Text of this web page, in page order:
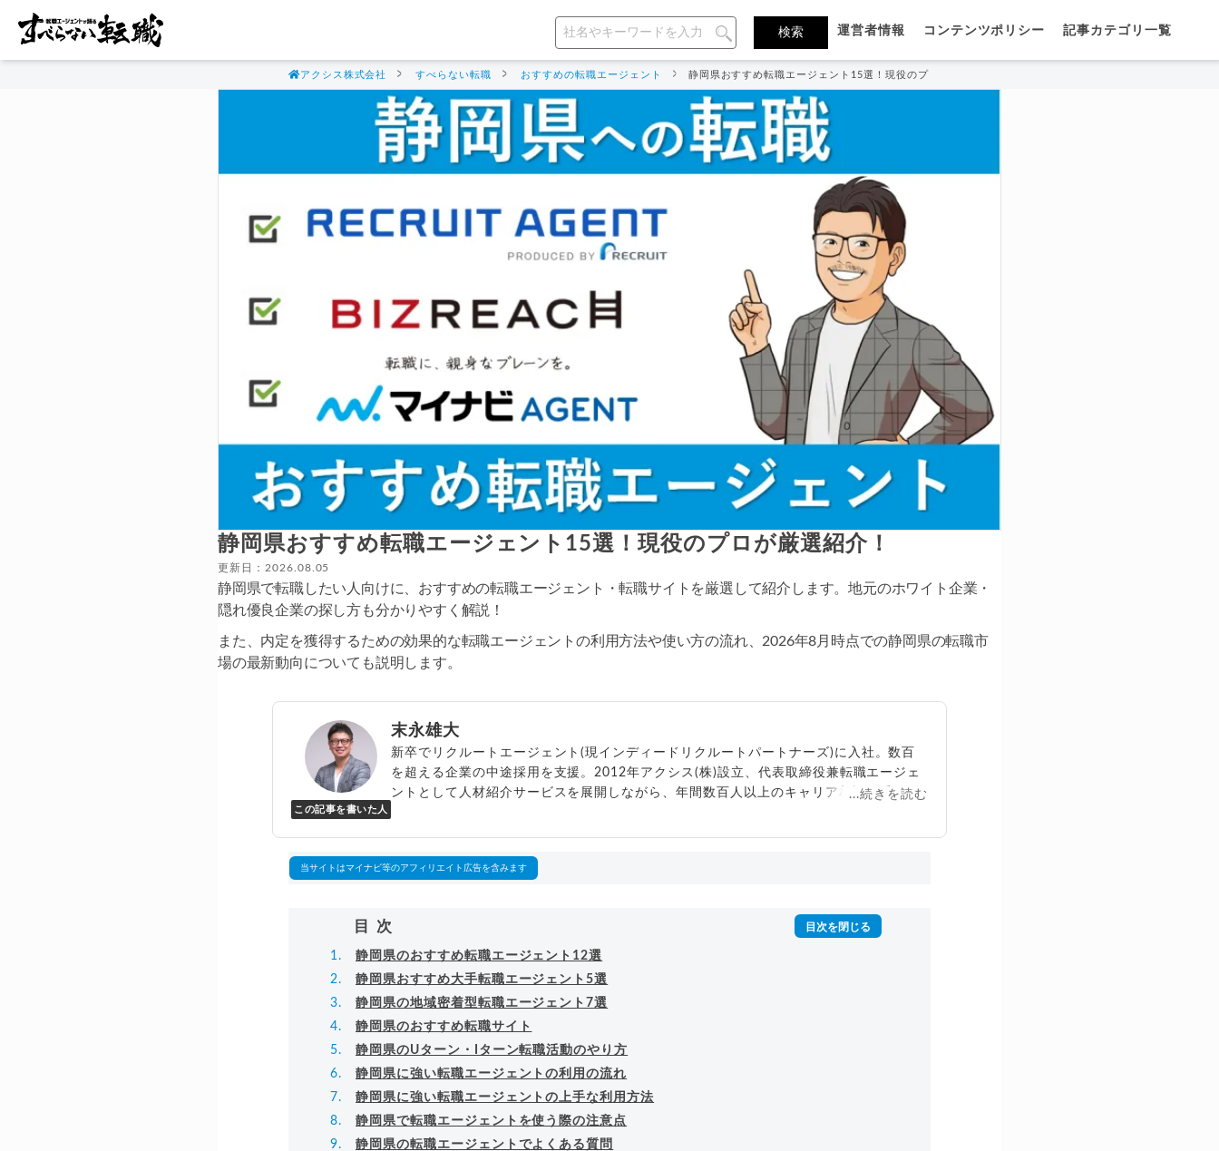
運営者情報 コンテンツポリシー 記事カテゴリ一覧
アクシス株式会社 すべらない転職 おすすめの転職エージェント 静岡県おすすめ転職エージェント15選！現役のプロが厳選紹介！
静岡県おすすめ転職エージェント15選！現役のプロが厳選紹介！
更新日：2026.08.05
静岡県で転職したい人向けに、おすすめの転職エージェント・転職サイトを厳選して紹介します。地元のホワイト企業・
隠れ優良企業の探し方も分かりやすく解説！
また、内定を獲得するための効果的な転職エージェントの利用方法や使い方の流れ、2026年8月時点での静岡県の転職市
場の最新動向についても説明します。
この記事を書いた人
末永雄大
新卒でリクルートエージェント(現インディードリクルートパートナーズ)に入社。数百
を超える企業の中途採用を支援。2012年アクシス(株)設立、代表取締役兼転職エージェ
ントとして人材紹介サービスを展開しながら、年間数百人以上のキャリア相談に乗る。
...続きを読む
当サイトはマイナビ等のアフィリエイト広告を含みます
目次
静岡県のおすすめ転職エージェント12選
静岡県おすすめ大手転職エージェント5選
静岡県の地域密着型転職エージェント7選
静岡県のおすすめ転職サイト
静岡県のUターン・Iターン転職活動のやり方
静岡県に強い転職エージェントの利用の流れ
静岡県に強い転職エージェントの上手な利用方法
静岡県で転職エージェントを使う際の注意点
静岡県の転職エージェントでよくある質問